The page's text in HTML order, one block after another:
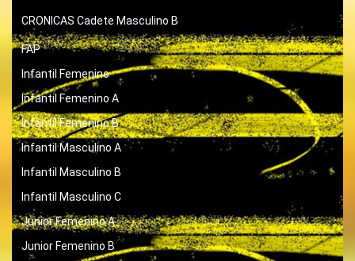
CRONICAS Cadete Masculino B
FAP
Infantil Femenino
Infantil Femenino A
Infantil Femenino B
Infantil Masculino A
Infantil Masculino B
Infantil Masculino C
Junior Femenino A
Junior Femenino B